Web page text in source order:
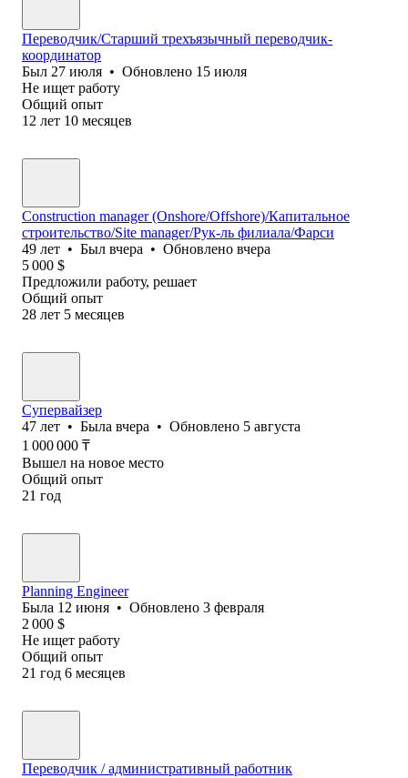
Переводчик/Старший трехъязычный переводчик-
координатор
Был 27 июля • Обновлено 15 июля
Не ищет работу
Общий опыт
12 лет 10 месяцев
Construction manager (Onshore/Offshore)/Капитальное
строительство/Site manager/Рук-ль филиала/Фарси
49 лет • Был вчера • Обновлено вчера
5 000 $
Предложили работу, решает
Общий опыт
28 лет 5 месяцев
Супервайзер
47 лет • Была вчера • Обновлено 5 августа
1 000 000 ₸
Вышел на новое место
Общий опыт
21 год
Planning Engineer
Была 12 июня • Обновлено 3 февраля
2 000 $
Не ищет работу
Общий опыт
21 год 6 месяцев
Переводчик / административный работник